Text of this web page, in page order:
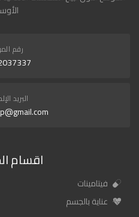
رقم
البريد
اقسام
فيتامينات
عناية بالجسم